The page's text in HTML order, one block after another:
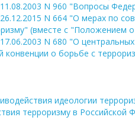
N 960 "Вопросы
N 664 "О мерах по
(вместе с "Положением
N 680 "О
конвенции о борьбе с
идеологии
терроризму в Российской